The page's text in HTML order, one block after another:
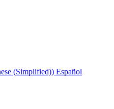
(Simplified)) Español